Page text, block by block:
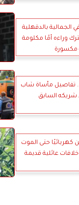
الجمالية بالدقهلية
وراءه أمًا مكلومة
مكسورة
تفاصيل مأساة شاب
السابق
حتى الموت
عائلية قديمة